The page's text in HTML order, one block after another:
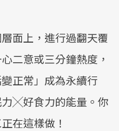
面上，進行過翻天覆
二意或三分鐘熱度，
正常」成為永續行
╳好食力的能量。你
在這樣做！